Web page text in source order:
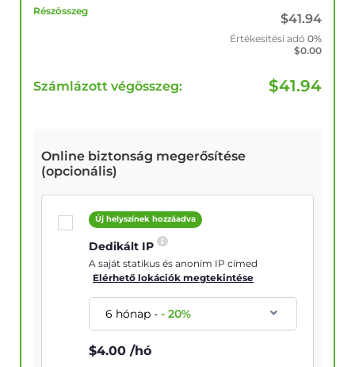
Részösszeg
$41.94
Értékesítési adó 0%
$0.00
Számlázott végösszeg: $41.94
Online biztonság megerősítése
(opcionális)
Új helyszínek hozzáadva
Dedikált IP
A saját statikus és anonim IP címed
Elérhető lokációk megtekintése
6 hónap--20%
$4.00 /hó